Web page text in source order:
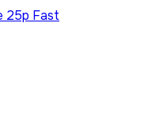
25p Fast